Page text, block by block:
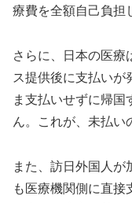
療費を全額自己負担
さらに、日本の医療
ス提供後に支払いが
ま支払いせずに帰
ん。これが、未払い
また、訪日外国人が
も医療機関側に直接